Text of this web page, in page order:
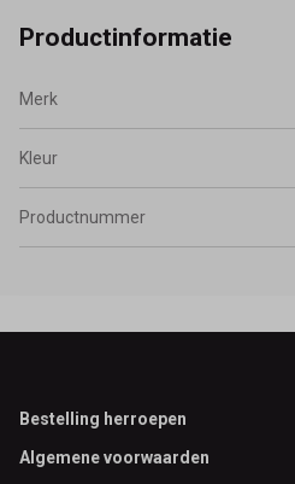
Productinformatie
Merk
Kleur
Productnummer
Footer
Bestelling herroepen
Algemene voorwaarden